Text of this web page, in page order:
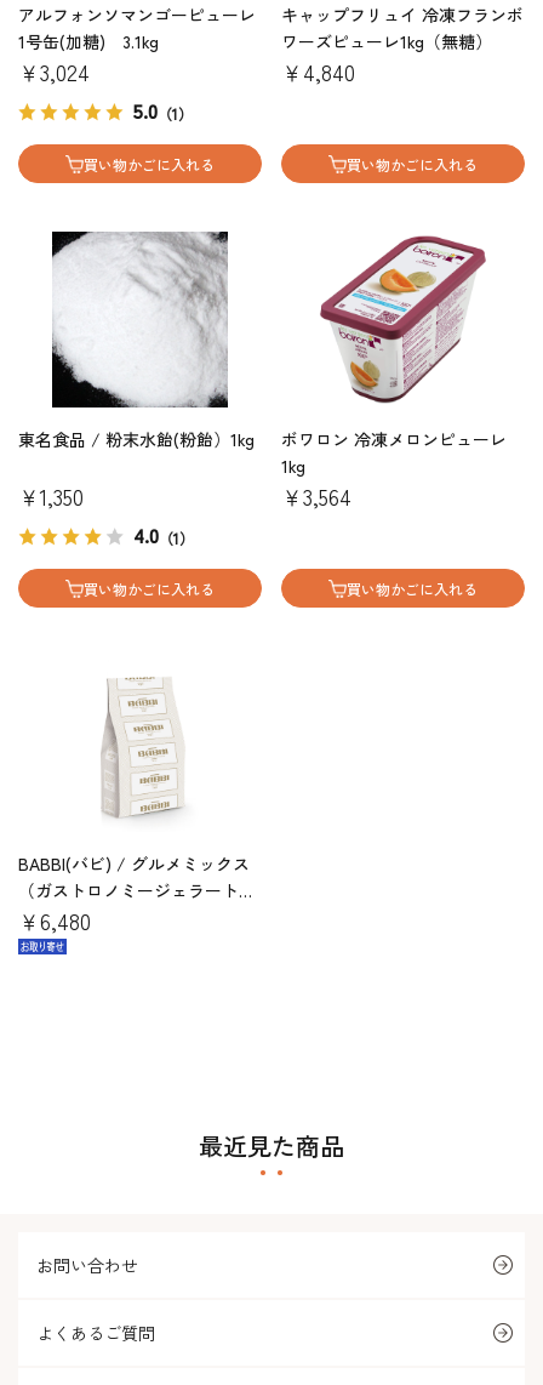
アルフォンソマンゴーピューレ
1号缶(加糖) 3.1kg
￥3,024
5.0 （1）
買い物かごに入れる
キャップフリュイ 冷凍フランボ
ワーズピューレ1kg（無糖）
￥4,840
買い物かごに入れる
東名食品 / 粉末水飴(粉飴）1kg
￥1,350
4.0 （1）
買い物かごに入れる
ボワロン 冷凍メロンピューレ
1kg
￥3,564
買い物かごに入れる
BABBI(バビ) / グルメミックス
（ガストロノミージェラート
用）1.25kg
￥6,480
最近見た商品
お問い合わせ
よくあるご質問